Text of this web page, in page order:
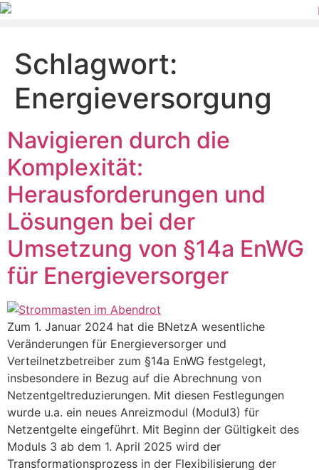
Schlagwort:
Energieversorgung
Navigieren durch die
Komplexität:
Herausforderungen und
Lösungen bei der
Umsetzung von §14a EnWG
für Energieversorger
Zum 1. Januar 2024 hat die BNetzA wesentliche
Veränderungen für Energieversorger und
Verteilnetzbetreiber zum §14a EnWG festgelegt,
insbesondere in Bezug auf die Abrechnung von
Netzentgeltreduzierungen. Mit diesen Festlegungen
wurde u.a. ein neues Anreizmodul (Modul3) für
Netzentgelte eingeführt. Mit Beginn der Gültigkeit des
Moduls 3 ab dem 1. April 2025 wird der
Transformationsprozess in der Flexibilisierung der